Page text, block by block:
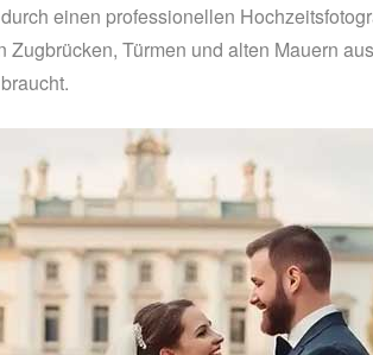
durch einen professionellen
Türmen und alten Mauern